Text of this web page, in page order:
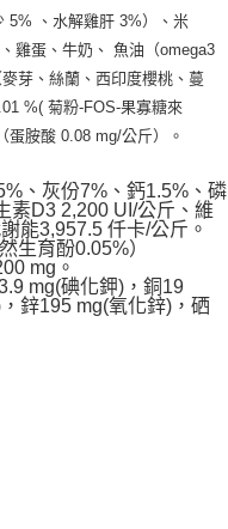
5% 、水解雞肝 3%）、米
雞蛋、牛奶、 魚油（omega3
芽、絲蘭、西印度櫻桃、蔓
%( 菊粉-FOS-果寡糖來
蛋胺酸 0.08 mg/公斤）。
、灰份7%、鈣1.5%、磷
素D3 2,200 UI/公斤、維
能3,957.5 仟卡/公斤。
生育酚0.05%）
mg。
mg(碘化鉀)，銅19
鋅195 mg(氧化鋅)，硒